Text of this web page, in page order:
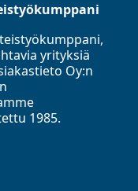
yrityksiä
Oy:n
1985.